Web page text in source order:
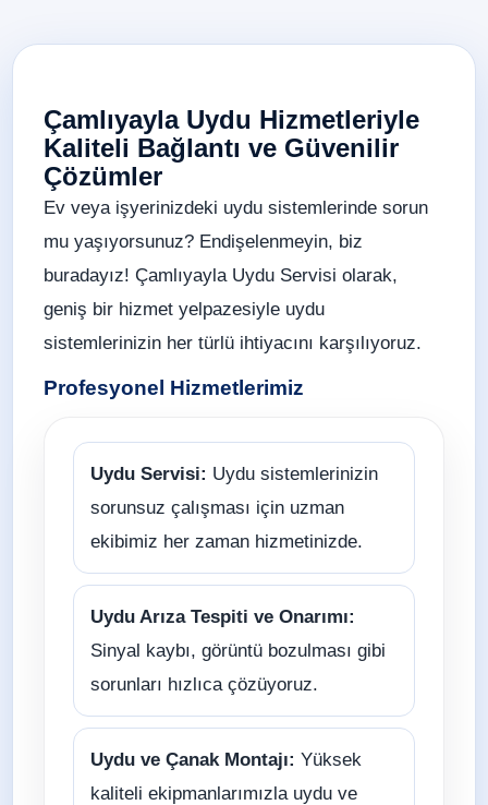
Çamlıyayla Uydu Hizmetleriyle
Kaliteli Bağlantı ve Güvenilir
Çözümler
Ev veya işyerinizdeki uydu sistemlerinde sorun
mu yaşıyorsunuz? Endişelenmeyin, biz
buradayız! Çamlıyayla Uydu Servisi olarak,
geniş bir hizmet yelpazesiyle uydu
sistemlerinizin her türlü ihtiyacını karşılıyoruz.
Profesyonel Hizmetlerimiz
Uydu Servisi: Uydu sistemlerinizin
sorunsuz çalışması için uzman
ekibimiz her zaman hizmetinizde.
Uydu Arıza Tespiti ve Onarımı:
Sinyal kaybı, görüntü bozulması gibi
sorunları hızlıca çözüyoruz.
Uydu ve Çanak Montajı: Yüksek
kaliteli ekipmanlarımızla uydu ve